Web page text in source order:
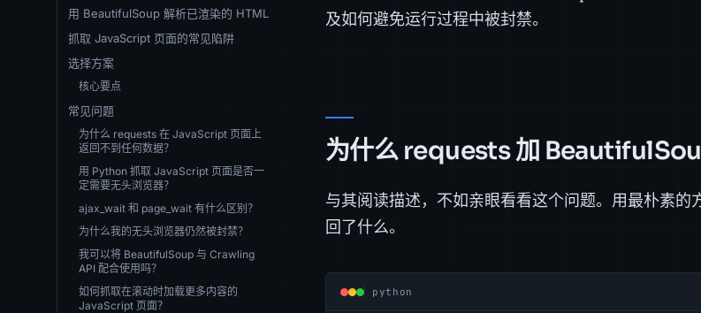
用 BeautifulSoup 解析已渲染的 HTML
抓取 JavaScript 页面的常见陷阱
选择方案
核心要点
常见问题
为什么 requests 在 JavaScript 页面上
返回不到任何数据？
用 Python 抓取 JavaScript 页面是否一
定需要无头浏览器？
ajax_wait 和 page_wait 有什么区别？
为什么我的无头浏览器仍然被封禁？
我可以将 BeautifulSoup 与 Crawling
API 配合使用吗？
如何抓取在滚动时加载更多内容的
JavaScript 页面？
及如何避免运行过程中被封禁。
为什么 requests 加
与其阅读描述，不如亲眼看看这个问题。用最朴素
回了什么。
python